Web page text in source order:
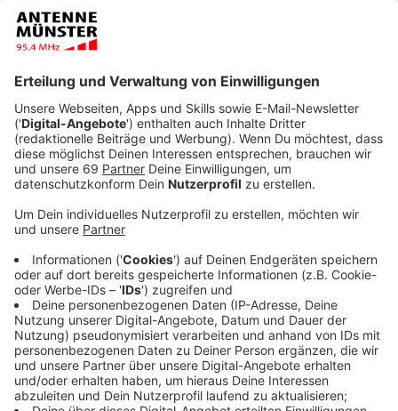
oder rechtliche Anerkennung gleichgeschlechtlicher
Paare hat abgenommen. Weltweit sprechen sich laut
Studie noch 66 % dafür aus. Vor fünf Jahren lag dieser
Wert noch acht Prozentpunkte höher.
Anzeige
Für die Untersuchung befragte Ipsos zwischen dem
24. April und dem 8. Mai rund 19.000 Menschen in 26
Ländern. In Deutschland nahmen 1.000 Personen im
Alter zwischen 16 und 74 Jahren an der Erhebung teil.
Nach Angaben von Ipsos ist in 16 der 26 untersuchten
Länder die Internetdurchdringung so hoch, dass die
Stichproben als repräsentativ für die
Gesamtbevölkerung der jeweiligen Altersgruppen
gelten können. Die höchsten Zustimmungswerte für
queere Menschen wurden der Studie zufolge in
Spanien und Thailand ermittelt.